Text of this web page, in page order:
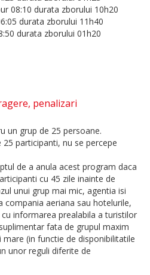
08:10 durata zborului 10h20
durata zborului 11h40
durata zborului 01h20
penalizari
un grup de 25 persoane.
participanti, nu se percepe
de a anula acest program daca
cu 45 zile inainte de
unui grup mai mic, agentia isi
compania aeriana sau hotelurile,
informarea prealabila a turistilor
fata de grupul maxim
(in functie de disponibilitatile
unor reguli diferite de